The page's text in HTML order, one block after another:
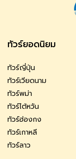
ทัวร์ยอดนิยม
ทัวร์ญี่ปุ่น
ทัวร์เวียดนาม
ทัวร์พม่า
ทัวร์ไต้หวัน
ทัวร์ฮ่องกง
ทัวร์เกาหลี
ทัวร์ลาว